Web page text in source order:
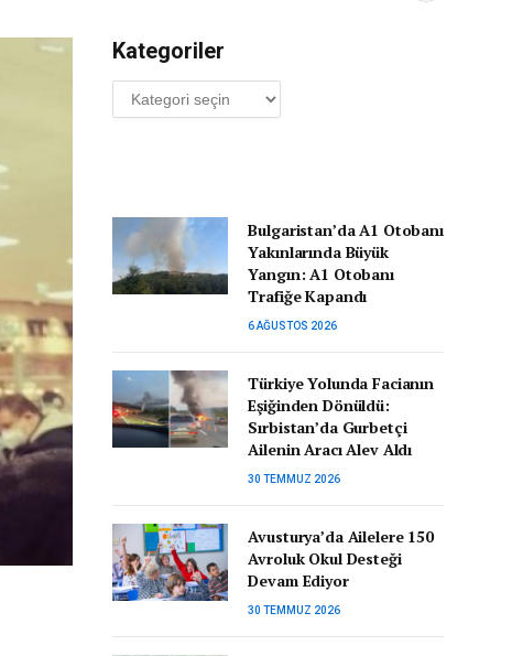
Kategoriler
Kategoriler
Bulgaristan’da A1 Otobanı
Yakınlarında Büyük
Yangın: A1 Otobanı
Trafiğe Kapandı
6 AĞUSTOS 2026
Türkiye Yolunda Facianın
Eşiğinden Dönüldü:
Sırbistan’da Gurbetçi
Ailenin Aracı Alev Aldı
30 TEMMUZ 2026
Avusturya’da Ailelere 150
Avroluk Okul Desteği
Devam Ediyor
30 TEMMUZ 2026